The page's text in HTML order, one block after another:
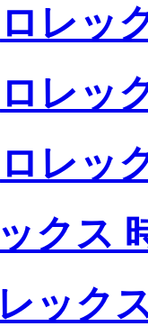
ロレッ
ロレッ
ロレッ
クス
ック